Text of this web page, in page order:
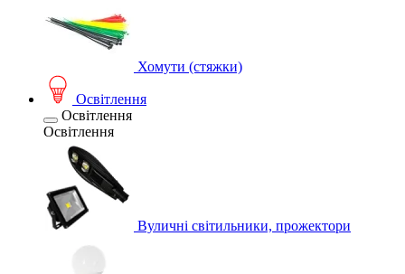
Хомути (стяжки)
Освітлення
Освітлення
Освітлення
Вуличні світильники, прожектори